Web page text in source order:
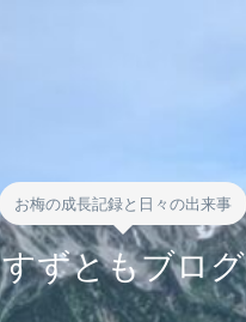
お梅の成長記録と日々の出来事
すずともブログ